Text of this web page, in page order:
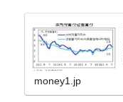
money1.jp